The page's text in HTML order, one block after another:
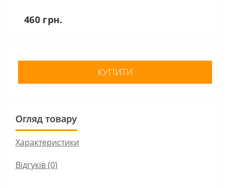
460 грн.
КУПИТИ
Огляд товару
Характеристики
Відгуків (0)